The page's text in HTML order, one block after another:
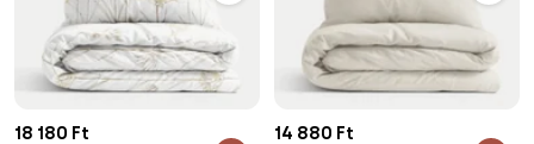
18 180 Ft 14 880 Ft